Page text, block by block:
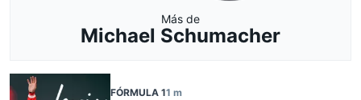
Más de
Michael Schumacher
FÓRMULA 11 m